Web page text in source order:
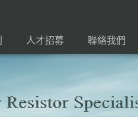
人才招募 聯絡我們